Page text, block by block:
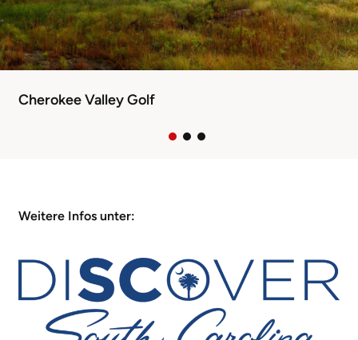
Cherokee Valley Golf
Weitere Infos unter: